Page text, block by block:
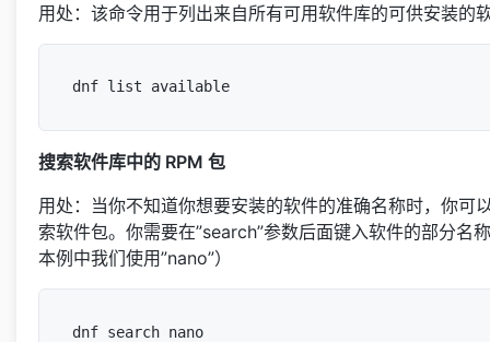
用处：该命令用于列出来自所有可用软件库的可供安装的
dnf list available
搜索软件库中的 RPM 包
用处：当你不知道你想要安装的软件的准确名称时，你可
索软件包。你需要在”search”参数后面键入软件的部分名
本例中我们使用”nano”）
dnf search nano